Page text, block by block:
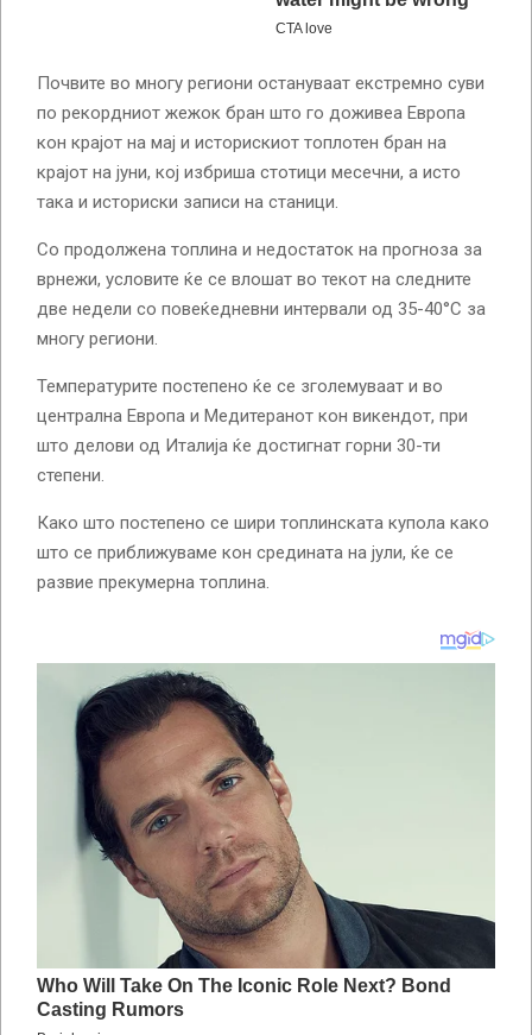
Почвите во многу региони остануваат екстремно суви
по рекордниот жежок бран што го доживеа Европа
кон крајот на мај и историскиот топлотен бран на
крајот на јуни, кој избриша стотици месечни, а исто
така и историски записи на станици.
Со продолжена топлина и недостаток на прогноза за
врнежи, условите ќе се влошат во текот на следните
две недели со повеќедневни интервали од 35-40°C за
многу региони.
Температурите постепено ќе се зголемуваат и во
централна Европа и Медитеранот кон викендот, при
што делови од Италија ќе достигнат горни 30-ти
степени.
Како што постепено се шири топлинската купола како
што се приближуваме кон средината на јули, ќе се
развие прекумерна топлина.